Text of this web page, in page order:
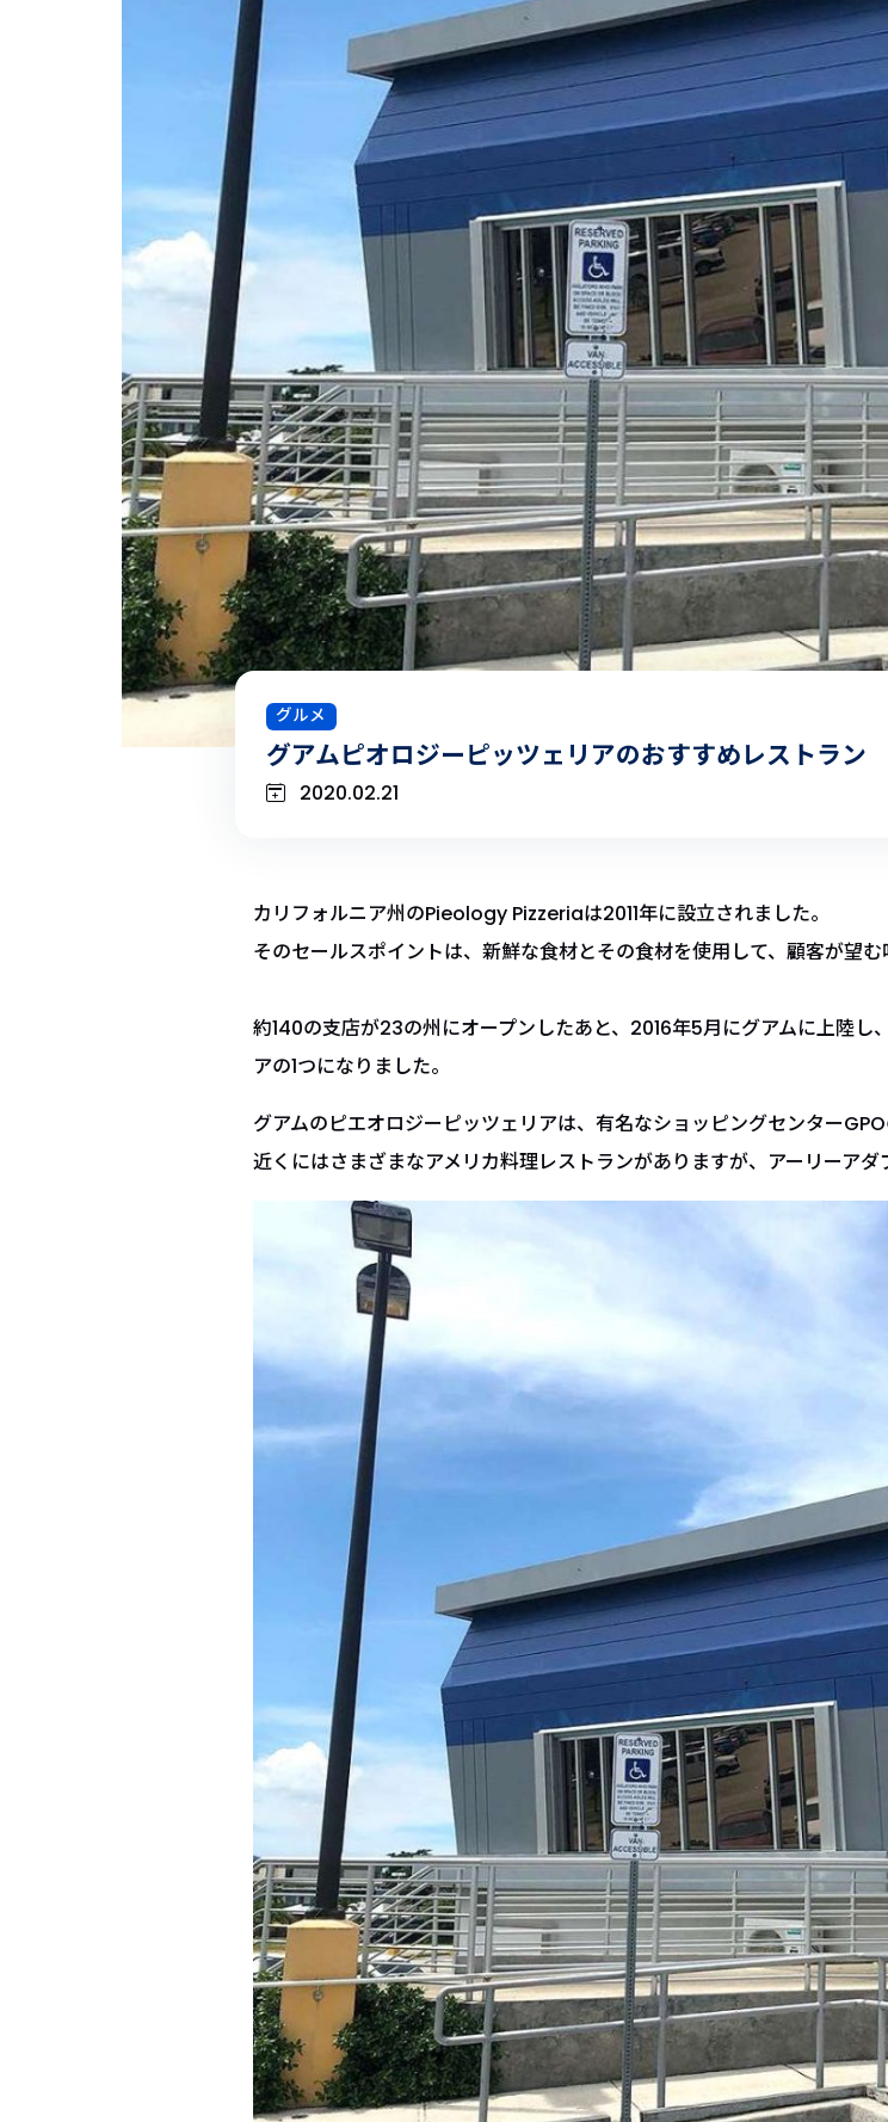
グルメ
グアムピオロジーピッツェリアのおすすめレストラン
2020.02.21
カリフォルニア州のPieology Pizzeriaは2011年に設立されました。
そのセールスポイントは、新鮮な食材とその食材を使用して、顧客が望む
約140の支店が23の州にオープンしたあと、2016年5月にグアムに上陸
アの1つになりました。
グアムのピエオロジーピッツェリアは、有名なショッピングセンター
近くにはさまざまなアメリカ料理レストランがありますが、アーリーアダ